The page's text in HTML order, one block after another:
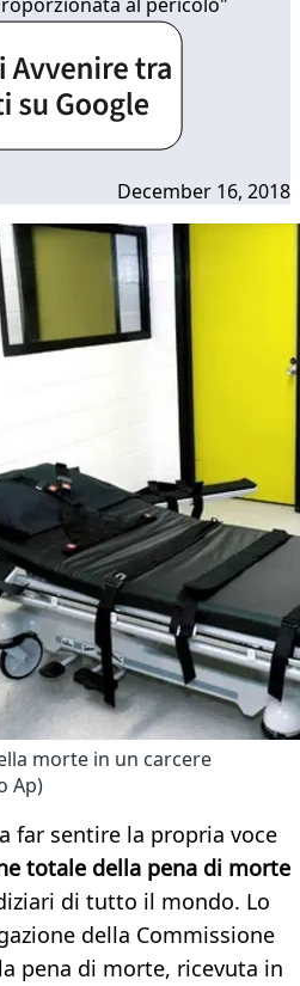
December 16, 2018
morte in un carcere
Ap)
far sentire la propria voce
totale della pena di morte
di tutto il mondo. Lo
della Commissione
pena di morte, ricevuta in